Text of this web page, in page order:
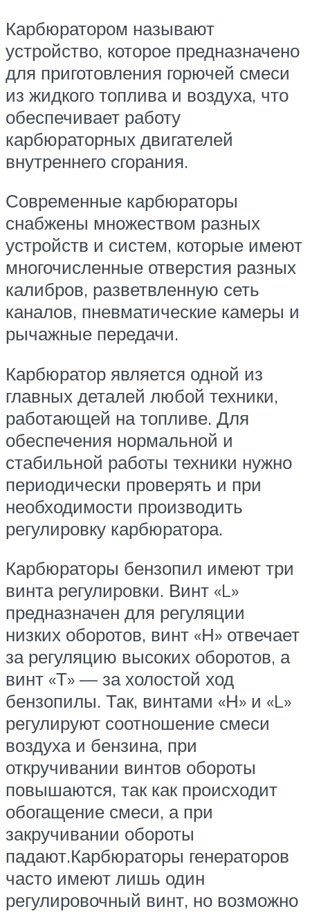
Карбюратором называют
устройство, которое предназначено
для приготовления горючей смеси
из жидкого топлива и воздуха, что
обеспечивает работу
карбюраторных двигателей
внутреннего сгорания.
Современные карбюраторы
снабжены множеством разных
устройств и систем, которые имеют
многочисленные отверстия разных
калибров, разветвленную сеть
каналов, пневматические камеры и
рычажные передачи.
Карбюратор является одной из
главных деталей любой техники,
работающей на топливе. Для
обеспечения нормальной и
стабильной работы техники нужно
периодически проверять и при
необходимости производить
регулировку карбюратора.
Карбюраторы бензопил имеют три
винта регулировки. Винт «L»
предназначен для регуляции
низких оборотов, винт «Н» отвечает
за регуляцию высоких оборотов, а
винт «Т» — за холостой ход
бензопилы. Так, винтами «Н» и «L»
регулируют соотношение смеси
воздуха и бензина, при
откручивании винтов обороты
повышаются, так как происходит
обогащение смеси, а при
закручивании обороты
падают.Карбюраторы генераторов
часто имеют лишь один
регулировочный винт, но возможно